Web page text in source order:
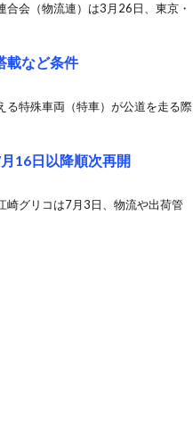
会（物流連）は3月26日、東京・
載など条件
る特殊車両（特車）が公道を走る際
16日以降順次再開
崎グリコは7月3日、物流や出荷管